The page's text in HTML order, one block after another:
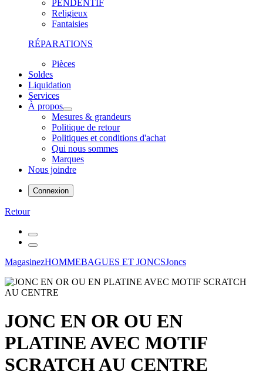
PENDENTIF
Religieux
Fantaisies
RÉPARATIONS
Pièces
Soldes
Liquidation
Services
À propos
Mesures & grandeurs
Politique de retour
Politiques et conditions d'achat
Qui nous sommes
Marques
Nous joindre
Connexion
Retour
MagasinezHOMMEBAGUES ET JONCSJoncs
JONC EN OR OU EN
PLATINE AVEC MOTIF
SCRATCH AU CENTRE